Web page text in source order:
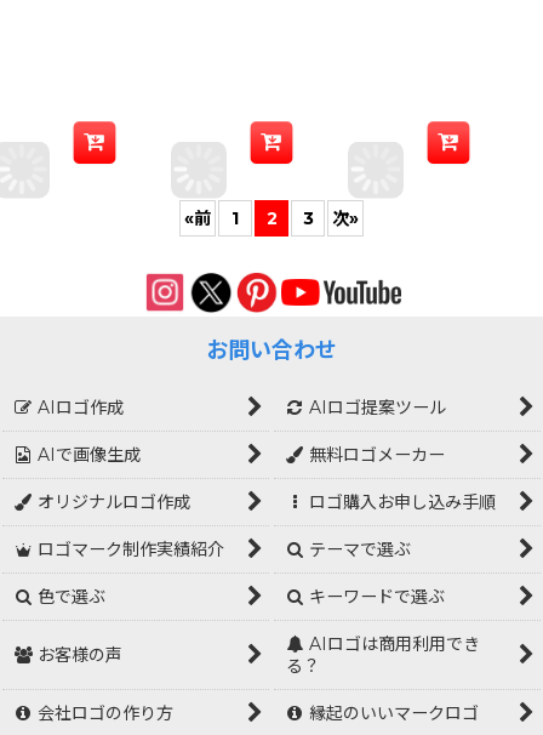
«前 1 2 3 次»
お問い合わせ
AIロゴ作成 AIロゴ提案ツール
AIで画像生成 無料ロゴメーカー
オリジナルロゴ作成 ロゴ購入お申し込み手順
ロゴマーク制作実績紹介 テーマで選ぶ
色で選ぶ キーワードで選ぶ
お客様の声
AIロゴは商用利用でき
る？
会社ロゴの作り方 縁起のいいマークロゴ